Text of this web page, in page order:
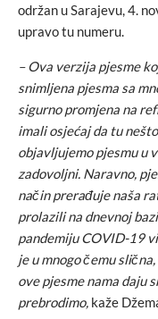
održan u Sarajevu, 4.
upravo tu numeru.
– Ova verzija pjesme
snimljena pjesma sa
sigurno promjena na
imali osjećaj da tu
objavljujemo pjesmu u
zadovoljni. Naravno,
način prerađuje naša
prolazili na dnevnoj
pandemiju COVID-19
je u mnogo čemu
ove pjesme nama daju
prebrodimo, kaže